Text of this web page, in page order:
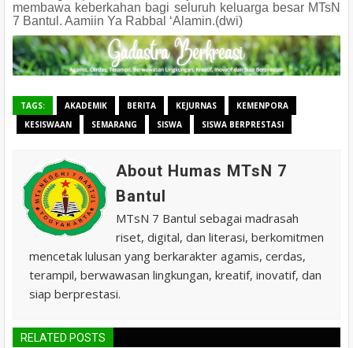
membawa keberkahan bagi seluruh keluarga besar MTsN
7 Bantul. Aamiin Ya Rabbal ‘Alamin.(dwi)
TAGS: AKADEMIK BERITA KEJURNAS
KEMENPORA
KESISWAAN
SEMARANG SISWA SISWA BERPRESTASI
About Humas MTsN 7
Bantul
MTsN 7 Bantul sebagai madrasah
riset, digital, dan literasi, berkomitmen
mencetak lulusan yang berkarakter agamis, cerdas,
terampil, berwawasan lingkungan, kreatif, inovatif, dan
siap berprestasi.
RELATED POSTS